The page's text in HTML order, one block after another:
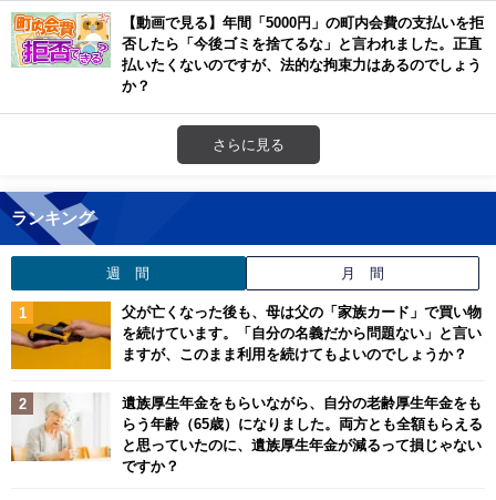
【動画で見る】年間「5000円」の町内会費の支払いを拒
否したら「今後ゴミを捨てるな」と言われました。正直
払いたくないのですが、法的な拘束力はあるのでしょう
か？
さらに見る
ランキング
週 間 月 間
父が亡くなった後も、母は父の「家族カード」で買い物
を続けています。「自分の名義だから問題ない」と言い
ますが、このまま利用を続けてもよいのでしょうか？
遺族厚生年金をもらいながら、自分の老齢厚生年金をも
らう年齢（65歳）になりました。両方とも全額もらえる
と思っていたのに、遺族厚生年金が減るって損じゃない
ですか？